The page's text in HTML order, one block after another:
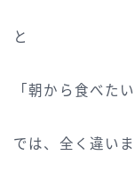
と
「朝から食べた
では、全く違いま